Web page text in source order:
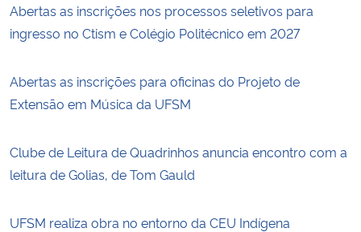
Abertas as inscrições nos processos seletivos para
ingresso no Ctism e Colégio Politécnico em 2027
Abertas as inscrições para oficinas do Projeto de
Extensão em Música da UFSM
Clube de Leitura de Quadrinhos anuncia encontro com a
leitura de Golias, de Tom Gauld
UFSM realiza obra no entorno da CEU Indígena